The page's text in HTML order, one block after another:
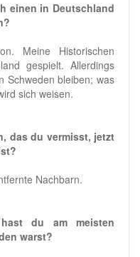
einen in Deutschland
Meine Historischen
gespielt. Allerdings
Schweden bleiben; was
sich weisen.
das du vermisst, jetzt
Nachbarn.
du am meisten
warst?